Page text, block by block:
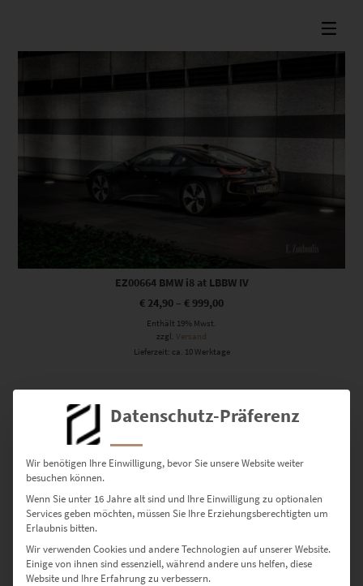
Dieses Produkt weist mehrere Varianten auf. Die Optionen können auf der Produktseite gewählt werden
EZ00664 BMW i8 at LBBW IV
€ 24,90 – € 999,00
Enthält 19% Mwst.
zzgl. Versand
Lieferzeit: ca. 10 Werktage
Datenschutz-Präferenz
Wir benötigen Ihre Einwilligung, bevor Sie unsere Website weiter
besuchen können.
Wenn Sie unter 16 Jahre alt sind und Ihre Einwilligung zu optionalen
Services geben möchten, müssen Sie Ihre Erziehungsberechtigten um
Erlaubnis bitten.
Wir verwenden Cookies und andere Technologien auf unserer Website.
Einige von ihnen sind essenziell, während andere uns helfen, diese
Website und Ihre Erfahrung zu verbessern.